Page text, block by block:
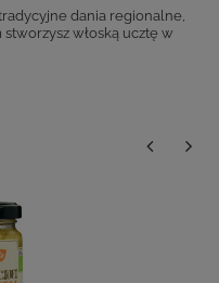
dania regionalne,
włoską ucztę w